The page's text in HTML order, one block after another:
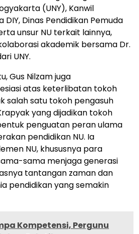
(UNY), Kanwil
Dinas Pendidikan Pemuda
unsur NU terkait lainnya,
akademik bersama Dr.
UNY.
Gus Nilzam juga
atas keterlibatan tokoh
salah satu tokoh pengasuh
yang dijadikan tokoh
penguatan peran ulama
pendidikan NU. Ia
NU, khususnya para
sama menjaga generasi
tantangan zaman dan
pendidikan yang semakin
Kompetensi, Pergunu